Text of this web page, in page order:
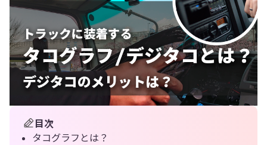
目次
タコグラフとは？